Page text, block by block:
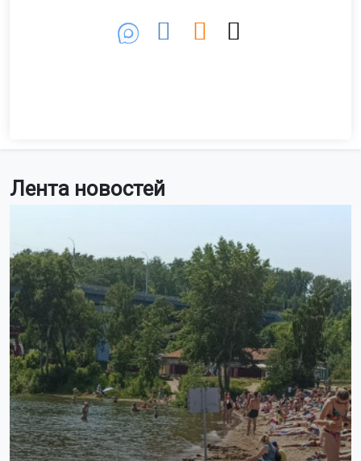
Мастер потушил нагретый штырь водой из шприца,
появился запах гари, но рабочий посоветовал просто
проветрить помещение.
Ночью хозяйку разбудил треск. Она обнаружила, что
кухня охвачена пламенем, а вокруг стоит густой дым.
Супруги пытались потушить огонь вёдрами до приезда
спасателей.
По предварительным данным, причиной пожара стала
неправильная установка кондиционера. Теперь
пенсионерам предстоит с нуля восстанавливать кухню.
Напомним, 12 пожаровпотушилиза сутки в